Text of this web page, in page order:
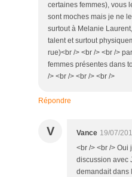
certaines femmes), vous
sont moches mais je ne
surtout à Melanie
talent et surtout
rue)<br /> <br /> <br />
femmes présentes dans
/> <br /> <br /> <br />
Répondre
V Vance 19/07/
<br /> <br /> Oui
discussion avec
demandait dans